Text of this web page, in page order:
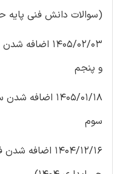
(سوالات دانش فنی پایه
1405/02/03
و پنجم
1405/01/18
سوم
1404/12/16